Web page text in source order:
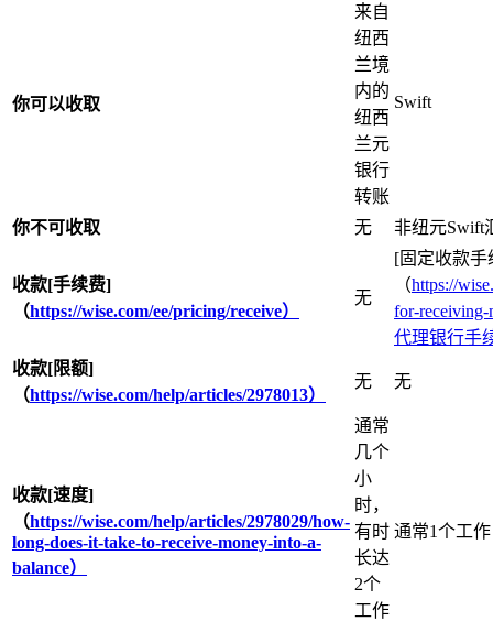
你可以收取
来自
纽西
兰境
内的
纽西
兰元
银行
转账
Swift
你不可收取 无 非纽元Swift
收款[手续费]
（https://wise.com/ee/pricing/receive）
无
[固定收款手
（https://
for-
代理银行手
收款[限额]
（https://wise.com/help/articles/2978013）
无 无
收款[速度]
（https://wise.com/help/articles/2978029/how-
long-does-it-take-to-receive-money-into-a-
balance）
通常
几个
小
时，
有时
长达
2个
工作
通常1个工